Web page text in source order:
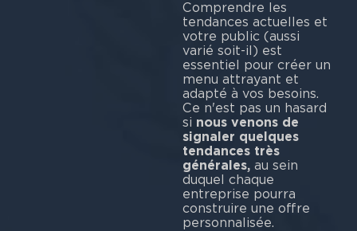
Comprendre les
tendances actuelles et
votre public (aussi
varié soit-il) est
essentiel pour créer un
menu attrayant et
adapté à vos besoins.
Ce n'est pas un hasard
si nous venons de
signaler quelques
tendances très
générales, au sein
duquel chaque
entreprise pourra
construire une offre
personnalisée.